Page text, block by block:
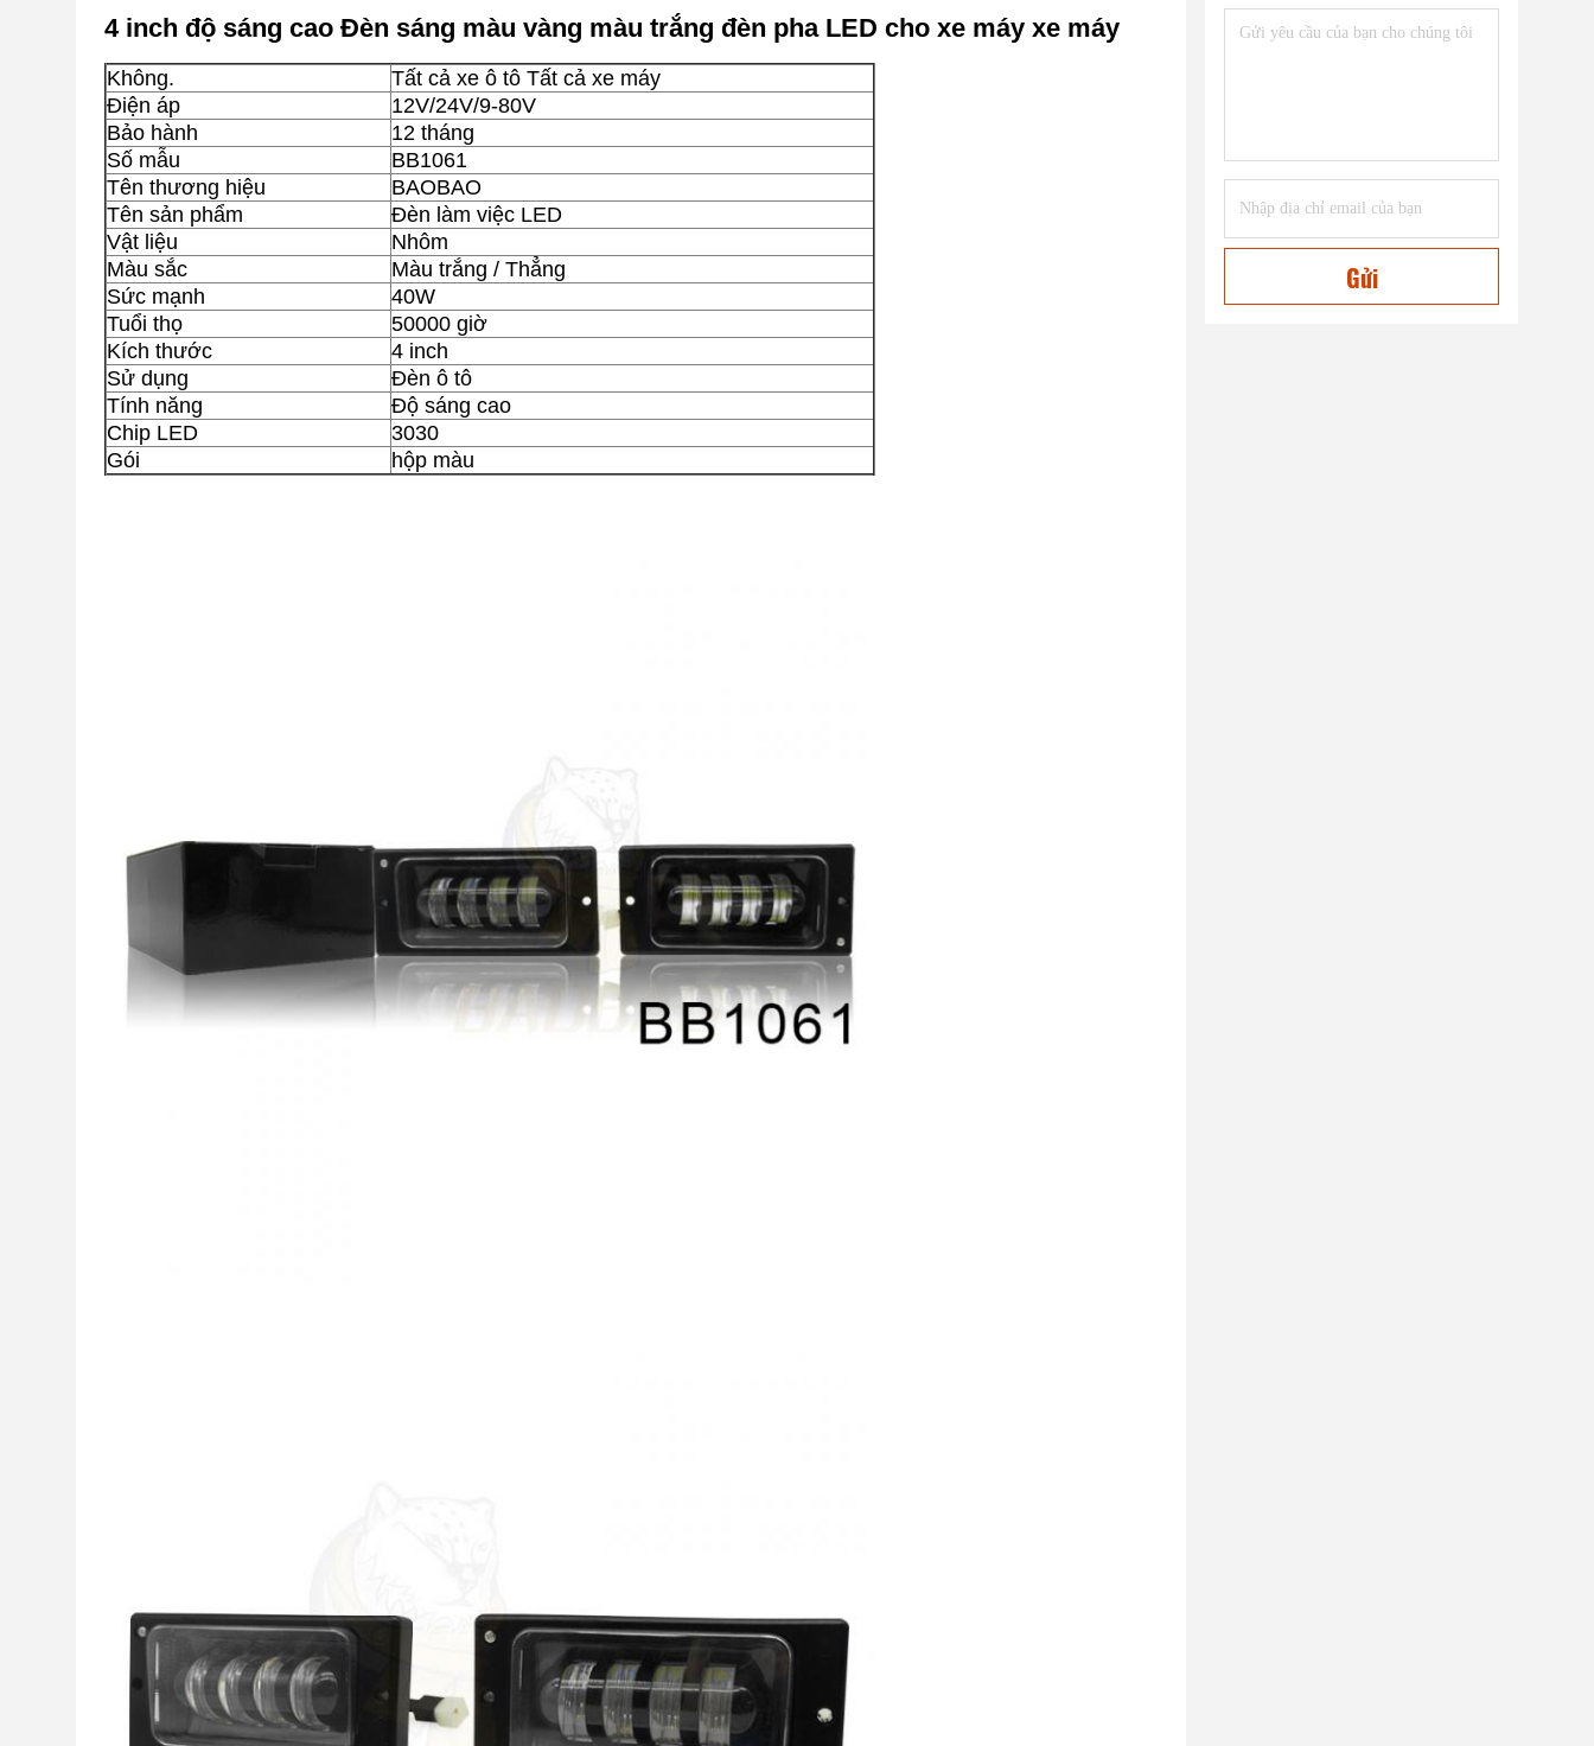
4 inch độ sáng cao Đèn sáng màu vàng màu trắng đèn pha LED cho xe máy xe máy
Không.
Tất cả xe ô tô Tất cả xe máy
Điện áp
12V/24V/9-80V
Bảo hành
12 tháng
Số mẫu
BB1061
Tên thương hiệu
BAOBAO
Tên sản phẩm
Đèn làm việc LED
Vật liệu
Nhôm
Màu sắc
Màu trắng / Thẳng
Sức mạnh
40W
Tuổi thọ
50000 giờ
Kích thước
4 inch
Sử dụng
Đèn ô tô
Tính năng
Độ sáng cao
Chip LED
3030
Gói
hộp màu
Gửi